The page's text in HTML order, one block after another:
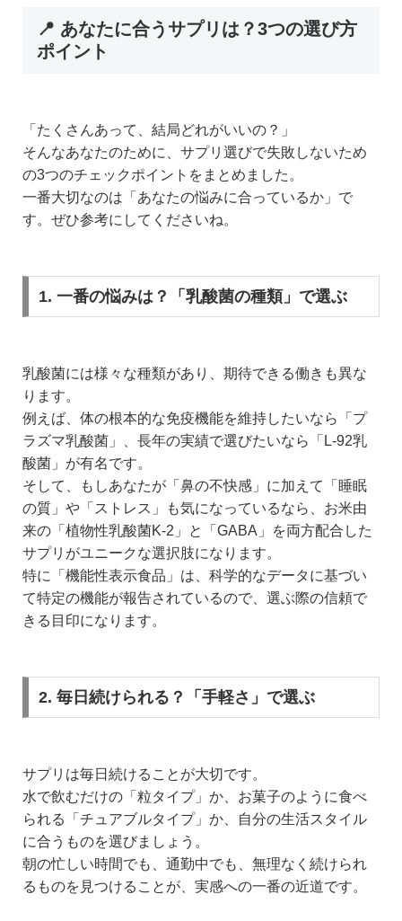
📍 あなたに合うサプリは？3つの選び方
ポイント
「たくさんあって、結局どれがいいの？」
そんなあなたのために、サプリ選びで失敗しないため
の3つのチェックポイントをまとめました。
一番大切なのは「あなたの悩みに合っているか」で
す。ぜひ参考にしてくださいね。
1. 一番の悩みは？「乳酸菌の種類」で選ぶ
乳酸菌には様々な種類があり、期待できる働きも異な
ります。
例えば、体の根本的な免疫機能を維持したいなら「プ
ラズマ乳酸菌」、長年の実績で選びたいなら「L-92乳
酸菌」が有名です。
そして、もしあなたが「鼻の不快感」に加えて「睡眠
の質」や「ストレス」も気になっているなら、お米由
来の「植物性乳酸菌K-2」と「GABA」を両方配合した
サプリがユニークな選択肢になります。
特に「機能性表示食品」は、科学的なデータに基づい
て特定の機能が報告されているので、選ぶ際の信頼で
きる目印になります。
2. 毎日続けられる？「手軽さ」で選ぶ
サプリは毎日続けることが大切です。
水で飲むだけの「粒タイプ」か、お菓子のように食べ
られる「チュアブルタイプ」か、自分の生活スタイル
に合うものを選びましょう。
朝の忙しい時間でも、通勤中でも、無理なく続けられ
るものを見つけることが、実感への一番の近道です。